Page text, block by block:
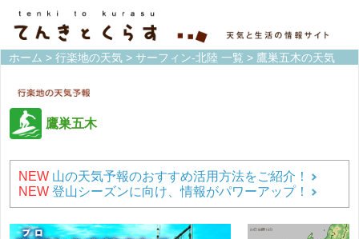
ホーム > 行楽地の天気 > サーフィン-北陸 一覧 > 鷹巣五木の天気
鷹巣五木
NEW 山の天気予報のおすすめ活用方法をご紹介！
NEW 登山シーズンに向け、情報がパワーアップ！